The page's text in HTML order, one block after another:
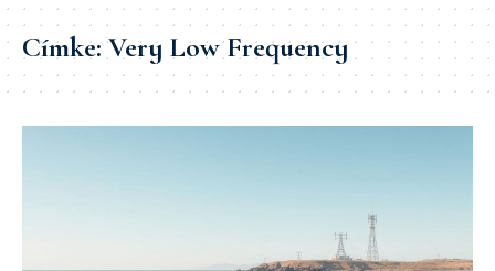
Címke:Very Low Frequency